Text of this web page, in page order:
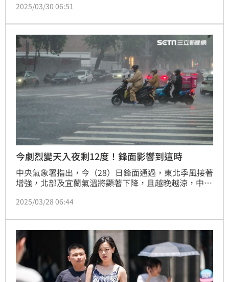
北市、宜蘭縣。
2025/03/30 06:51
今劇烈變天入夜剩12度！鋒面影響到這時
中央氣象署指出，今（28）日鋒面通過，東北季風接著
增強，北部及宜蘭氣溫將顯著下降，且越晚越涼，中部
24度，其他地區仍較溫暖約29至33度，入夜後北部及
全天氣溫19至26度，金門15至21度，馬祖13至16度；
降雨方面，迎風面的北部及東半部地區有局部短暫陣
雨，中部地區亦有零星短暫陣雨，其他地區為多
2025/03/28 06:44